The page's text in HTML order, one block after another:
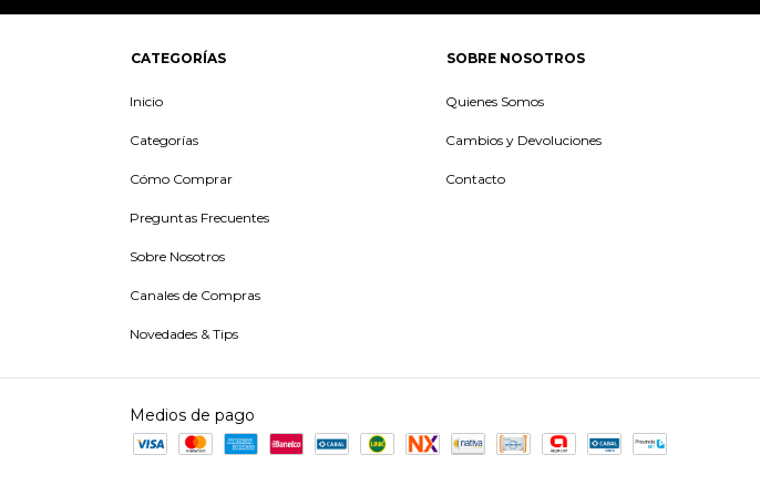
CATEGORÍAS
Inicio
Categorías
Cómo Comprar
Preguntas Frecuentes
Sobre Nosotros
Canales de Compras
Novedades & Tips
SOBRE NOSOTROS
Quienes Somos
Cambios y Devoluciones
Contacto
Medios de pago